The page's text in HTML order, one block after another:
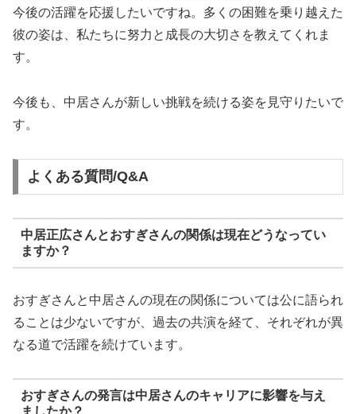
今後の活躍を応援したいですね。多くの困難を乗り越えた
彼の姿は、私たちに努力と成長の大切さを教えてくれま
す。
今後も、中居さんが新しい挑戦を続ける姿を見守りたいで
す。
よくある質問/Q&A
中居正広さんとおすぎさんの関係は現在どうなってい
ますか？
おすぎさんと中居さんの現在の関係については公に語られ
ることは少ないですが、過去の共演を経て、それぞれが異
なる道で活躍を続けています。
おすぎさんの発言は中居さんのキャリアに影響を与え
ましたか？